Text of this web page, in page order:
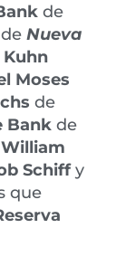
de
de Nueva
Kuhn
Moses
de
Bank de
William
Schiffy
que